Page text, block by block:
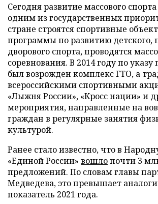
Сегодня развитие массового спорта
одним из государственных
стране строятся спортивные
программы по развитию детского,
дворового спорта, проводятся
соревнования. В 2014 году по указу
был возрожден комплекс ГТО, а
всероссийскими спортивными
«Лыжня России», «Кросс нации» и
мероприятия, направленные на
граждан в регулярные занятия
культурой.
Ранее стало известно, что в
«Единой России» вошлопочти 3
предложений. По словам главы
Медведева, это превышает
показатель 2021 года.